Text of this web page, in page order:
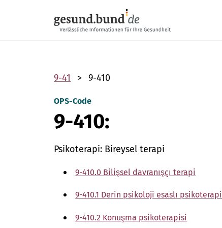
9-41 9-410
OPS-Code
9-410:
Psikoterapi: Bireysel terapi
9-410.0 Bilişsel davranışçı terapi
9-410.1 Derin psikoloji esaslı psikoterapi
9-410.2 Konuşma psikoterapisi